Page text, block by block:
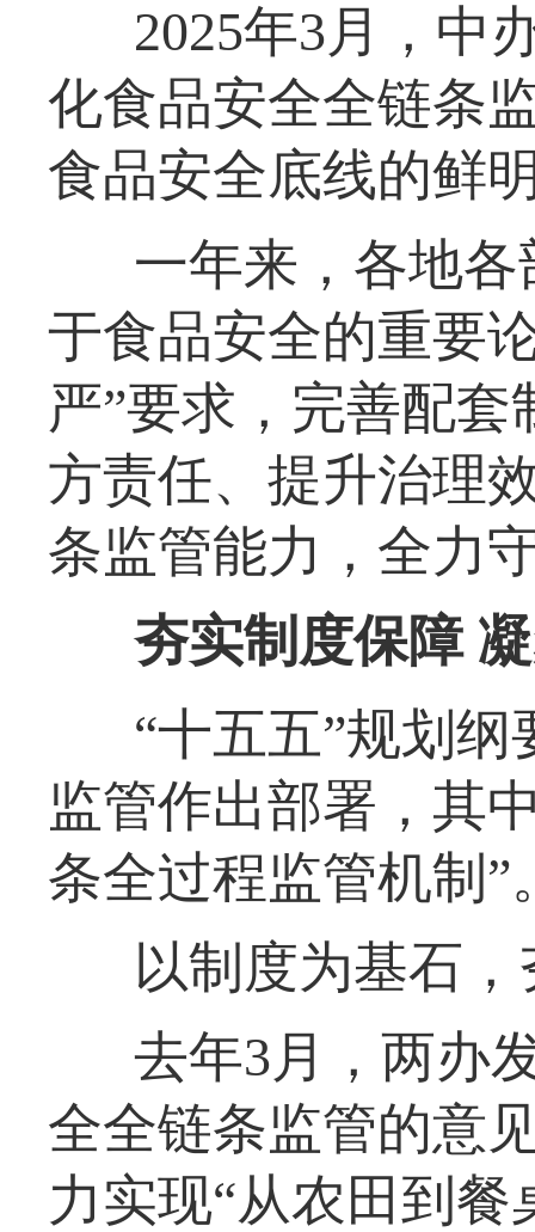
2025年3月，中
化食品安全全链条
食品安全底线的鲜
一年来，各地
于食品安全的重要
严”要求，完善配
方责任、提升治理
条监管能力，全力
夯实制度保障
“十五五”规划
监管作出部署，其
条全过程监管机制”
以制度为基石
去年3月，两办
全全链条监管的意
力实现“从农田到